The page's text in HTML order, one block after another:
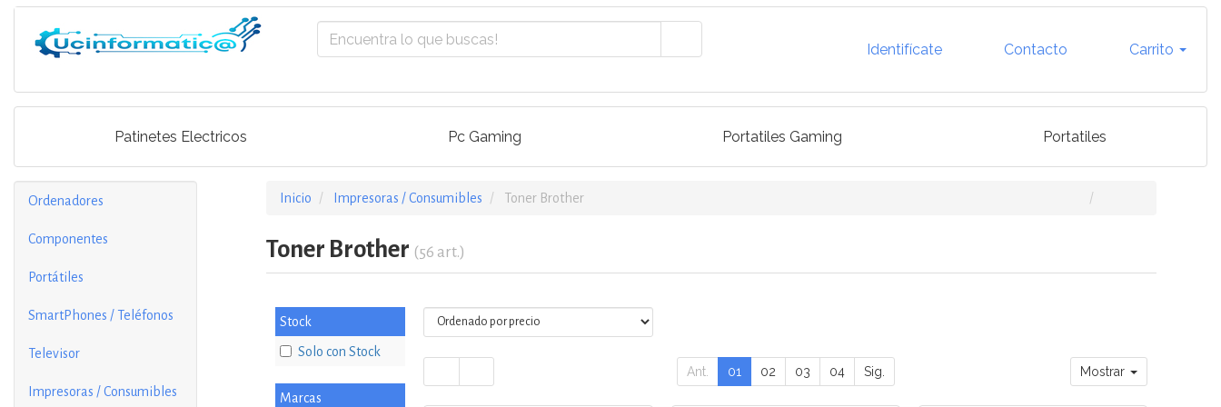
Identifícate Contacto Carrito
Patinetes Electricos Pc Gaming Portatiles Gaming Portatiles
Ordenadores
Componentes
Portátiles
SmartPhones / Teléfonos
Televisor
Impresoras / Consumibles
Inicio Impresoras / Consumibles Toner Brother
Toner Brother (56 art.)
Stock
Solo con Stock
Marcas
Ant. 01 02 03 04 Sig. Mostrar